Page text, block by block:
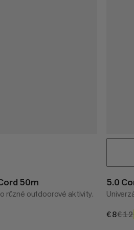
50m
různé outdoorové aktivity.
5.0
€8€8
€12